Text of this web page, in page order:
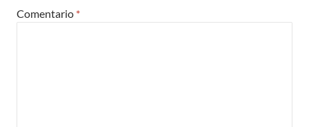
Comentario *